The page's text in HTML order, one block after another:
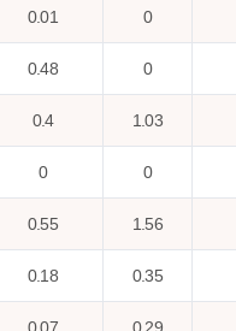
0.01 0
0.48 0
0.4 1.03
0 0
0.55 1.56
0.18 0.35